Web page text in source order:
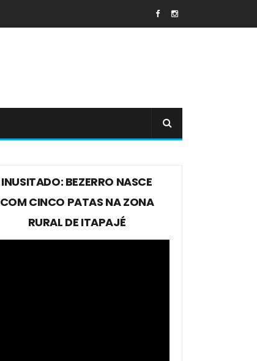
INUSITADO: BEZERRO NASCE
COM CINCO PATAS NA ZONA
RURAL DE ITAPAJÉ